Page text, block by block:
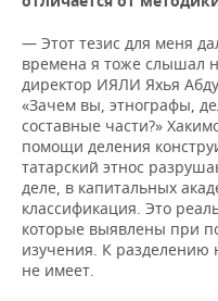
— Этот тезис для меня
времена я тоже слышал
директор ИЯЛИ Яхья
«Зачем вы, этнографы,
составные части?»
помощи деления
татарский этнос
деле, в капитальных
классификация. Это
которые выявлены при
изучения. К разделению
не имеет.